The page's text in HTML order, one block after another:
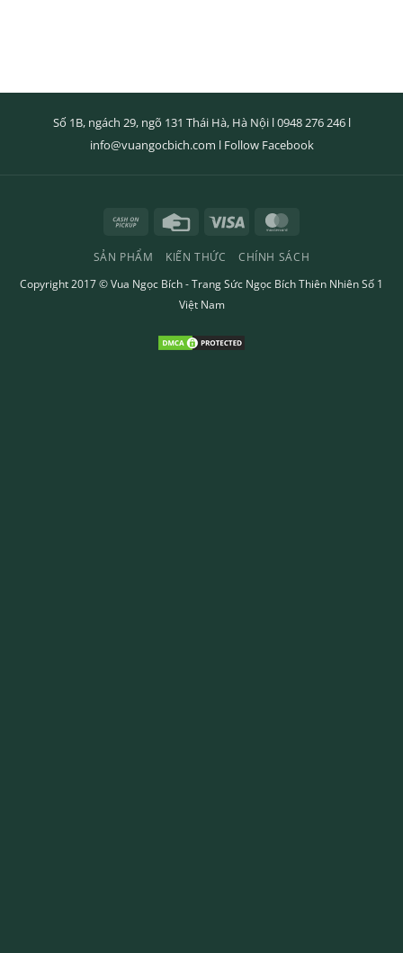
Số 1B, ngách 29, ngõ 131 Thái Hà, Hà Nội l0948 276 246l
info@vuangocbich.com l Follow Facebook
Cash
Pickup
Credit
Visa
SẢN PHẨM KIẾN THỨC CHÍNH SÁCH
Copyright 2017 © Vua Ngọc Bích - Trang Sức Ngọc Bích Thiên Nhiên Số 1
Việt Nam